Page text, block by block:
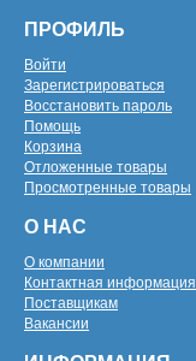
ПРОФИЛЬ
Войти
Зарегистрироваться
Восстановить пароль
Помощь
Корзина
Отложенные товары
Просмотренные товары
О НАС
О компании
Контактная информация
Поставщикам
Вакансии